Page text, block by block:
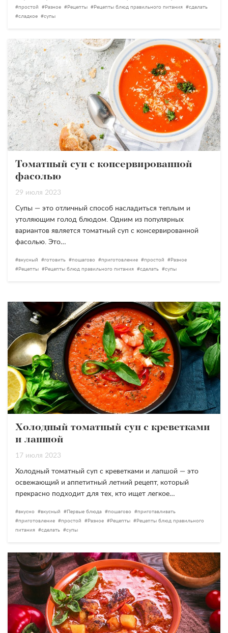
простой
Разное Рецепты Рецепты блюд правильного питания
сделать
сладкое
супы
Томатный суп с консервированной
фасолью
29 июля 2023
Супы — это отличный способ насладиться теплым и
утоляющим голод блюдом. Одним из популярных
вариантов является томатный суп с консервированной
фасолью. Это…
вкусный готовить пошагово приготовление простой
Разное
Рецепты
Рецепты блюд правильного питания сделать супы
Холодный томатный суп с креветками
и лапшой
17 июля 2023
Холодный томатный суп с креветками и лапшой — это
освежающий и аппетитный летний рецепт, который
прекрасно подходит для тех, кто ищет легкое…
вкусно вкусный Первые блюда пошагово
приготавливать
приготовление
простой Разное Рецепты
Рецепты блюд правильного
питания
сделать супы